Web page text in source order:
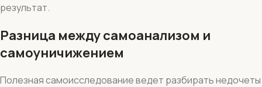
результат.
Разница между самоанализом и
самоуничижением
Полезная самоисследование ведет разбирать недочеты